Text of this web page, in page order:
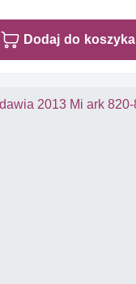
Dodaj do koszyka